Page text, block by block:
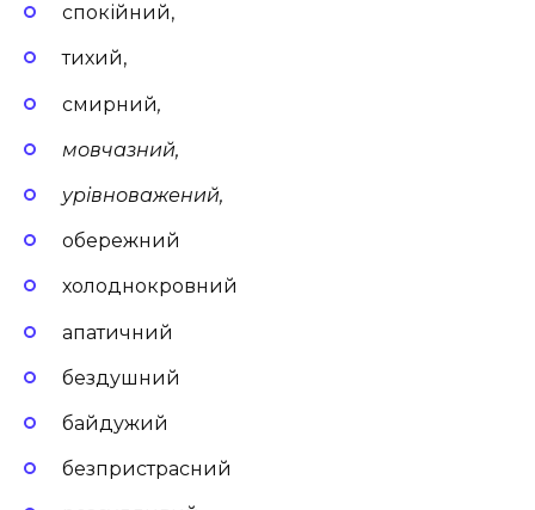
спокійний,
тихий,
смирний,
мовчазний,
урівноважений,
обережний
холоднокровний
апатичний
бездушний
байдужий
безпристрасний